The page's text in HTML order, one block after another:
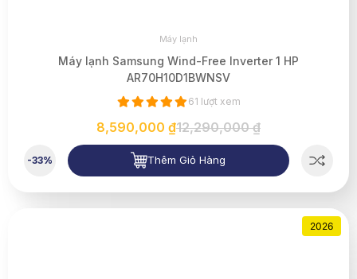
Máy lạnh
Máy lạnh Samsung Wind-Free Inverter 1 HP
AR70H10D1BWNSV
61 lượt xem
8,590,000 ₫12,290,000 ₫
-33% Thêm Giỏ Hàng
2026